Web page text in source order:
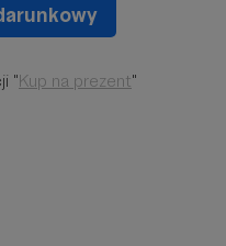
"Kup na prezent"